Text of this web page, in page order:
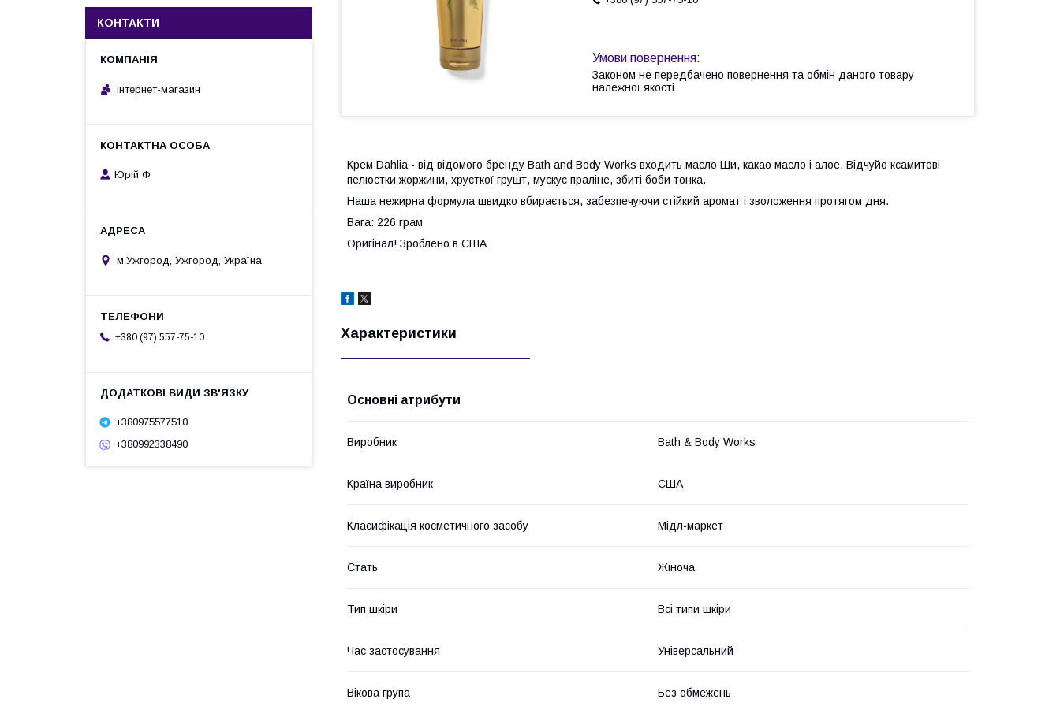
Законом не передбачено повернення та обмін даного товару
належної якості
Крем Dahlia - від відомого бренду Bath and Body Works входить масло Ши, какао масло і алое. Відчуйо ксамитові
пелюстки жоржини, хрусткої грушт, мускус праліне, збиті боби тонка.
Наша нежирна формула швидко вбирається, забезпечуючи стійкий аромат і зволоження протягом дня.
Вага: 226 грам
Оригінал! Зроблено в США
Характеристики
Основні атрибути
Виробник Bath & Body Works
Країна виробник США
Класифікація косметичного засобу Мідл-маркет
Стать Жіноча
Тип шкіри Всі типи шкіри
Час застосування Універсальний
Вікова група Без обмежень
КОНТАКТИ
Інтернет-магазин
Юрій Ф
м.Ужгород, Ужгород, Україна
+380 (97) 557-75-10
+380975577510
+380992338490